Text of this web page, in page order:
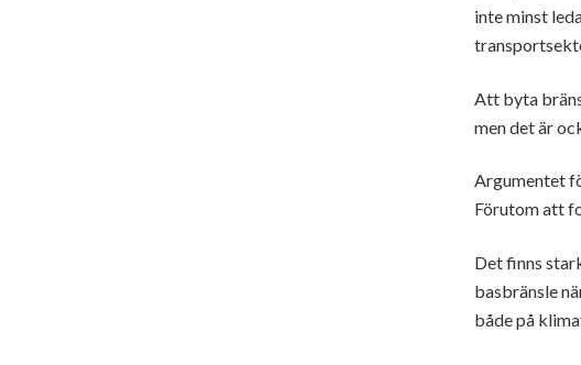
inte minst
Att byta
men det är
Argumentet
Förutom att
Det finns
basbränsle
både på